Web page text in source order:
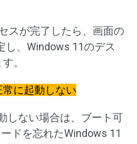
スが完了したら、画面の
し、Windows 11のデス
。
に起動しない
しない場合は、ブート可
ドを忘れたWindows 11